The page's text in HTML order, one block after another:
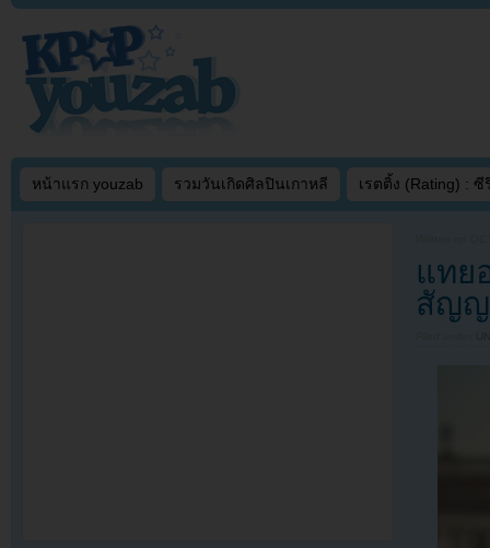
หน้าแรก youzab รวมวันเกิดศิลปินเกาหลี เรตติ้ง (Rating) : ซี
แทย
สัญญ